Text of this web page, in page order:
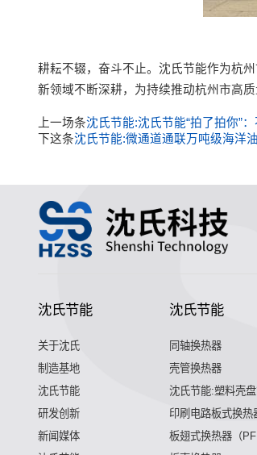
耕耘不辍，奋斗不止。 沈氏节能作为杭州
新领域不断深耕， 为持续推动杭州市高
上一场条沈氏节能:沈氏节能“拍了拍你”
下这条沈氏节能:微通道通联万吨级海洋
沈氏节能
关于沈氏
制造基地
沈氏节能
研发创新
新闻媒体
沈氏节能
同轴换热器
壳管换热器
沈氏节能:塑料壳
印刷电路板式换热
板翅式换热器（